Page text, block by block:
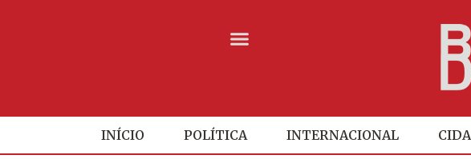
INÍCIO POLÍTICA INTERNACIONAL